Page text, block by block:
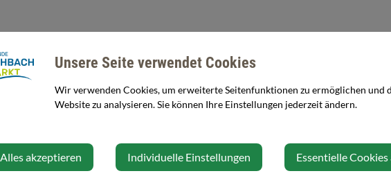
Unsere Seite verwendet Cookies
Wir verwenden Cookies, um erweiterte Seitenfunktionen zu ermöglichen und
Website zu analysieren. Sie können Ihre Einstellungen jederzeit ändern.
Alles akzeptieren Individuelle Einstellungen Essentielle